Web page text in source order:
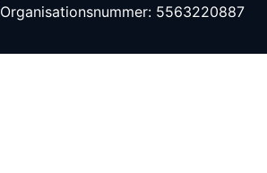
Organisationsnummer: 5563220887